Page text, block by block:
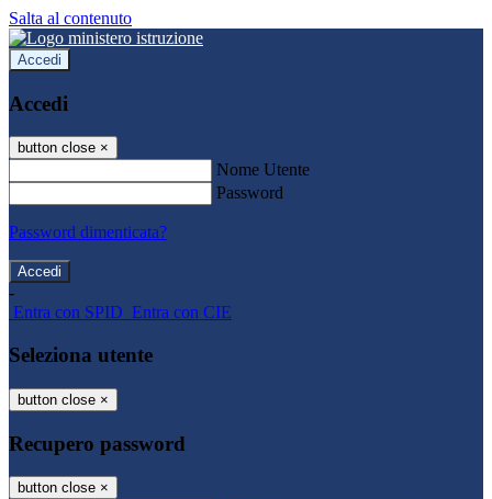
Salta al contenuto
Accedi
Accedi
button close ×
Nome Utente
Password
Password dimenticata?
-
Entra con SPID Entra con CIE
Seleziona utente
button close ×
Recupero password
button close ×